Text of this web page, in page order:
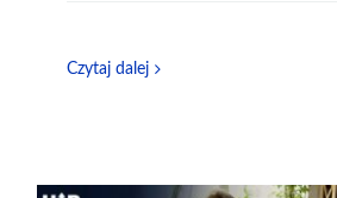
Czytaj dalej